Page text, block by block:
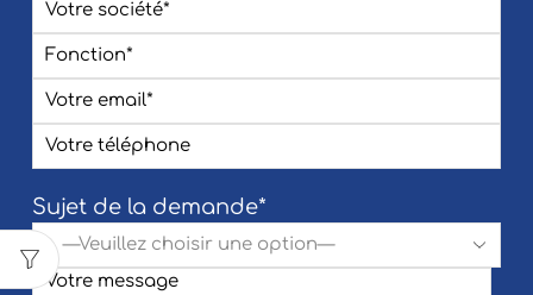
Sujet de la demande*